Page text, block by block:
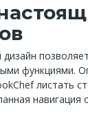
функциями.
листать
навигация